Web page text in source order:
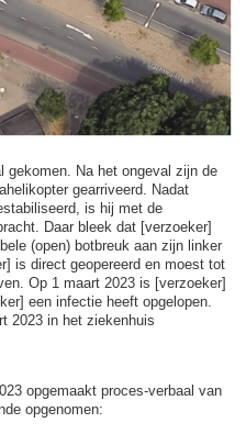
gekomen. Na het ongeval zijn de
gearriveerd. Nadat
is hij met de
Daar bleek dat [verzoeker]
(open) botbreuk aan zijn linker
is direct geopereerd en moest tot
Op 1 maart 2023 is [verzoeker]
een infectie heeft opgelopen.
2023 in het ziekenhuis
opgemaakt proces-verbaal van
opgenomen: